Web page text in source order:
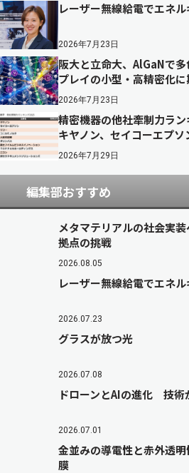
レーザー無線給電でエネ
2026年7月23日
阪大と立命大、AlGaNで
プレイの小型・高精密化
2026年7月23日
精密機器の他社牽制力ラ
キヤノン、セイコーエプソ
2026年7月29日
編集部おすすめ
メタマテリアルの社会実
拠点の挑戦
2026.08.05
レーザー無線給電でエネ
2026.07.23
グラスが放つ光
2026.07.08
ドローンとAIの進化 技術
2026.07.01
金並みの導電性と赤外透
膜